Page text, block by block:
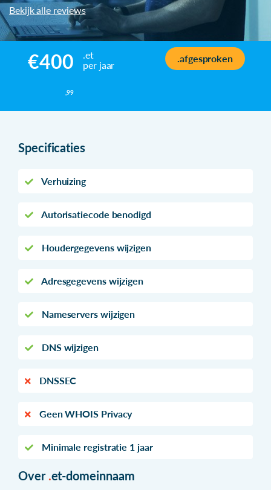
Bekijk alle reviews
€400
,99
.et
per jaar
.afgesproken
Specificaties
Verhuizing
Autorisatiecode benodigd
Houdergegevens wijzigen
Adresgegevens wijzigen
Nameservers wijzigen
DNS wijzigen
DNSSEC
Geen WHOIS Privacy
Minimale registratie 1 jaar
Over .et-domeinnaam